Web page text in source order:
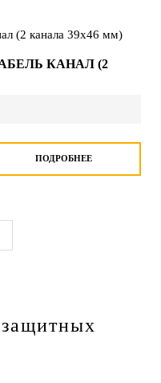
КАНАЛ (2
ПОДРОБНЕЕ